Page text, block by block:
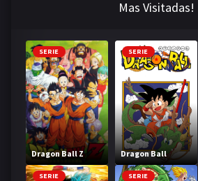
Mas Visitadas!
SERIE
Dragon Ball Z
SERIE
Dragon Ball
SERIE SERIE